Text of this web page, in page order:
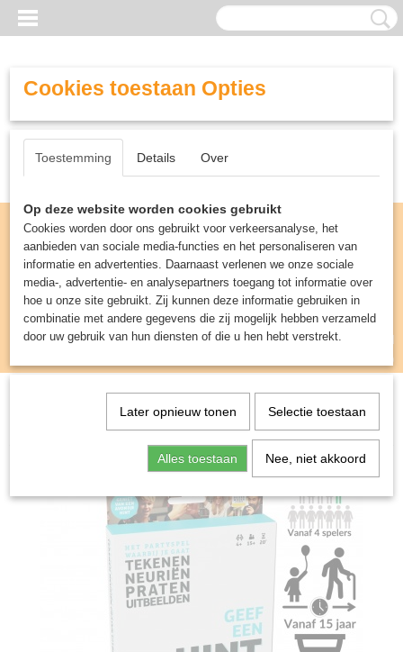
Inloggen Registreren
UW WINKELWAGEN
(0)
Spellen & Puzzels> Partyspellen>Hint Pocket -
Cookies toestaan Opties
Toestemming Details Over
Op deze website worden cookies gebruikt
Cookies worden door ons gebruikt voor verkeersanalyse, het
aanbieden van sociale media-functies en het personaliseren van
informatie en advertenties. Daarnaast verlenen we onze sociale
media-, advertentie- en analysepartners toegang tot informatie over
hoe u onze site gebruikt. Zij kunnen deze informatie gebruiken in
combinatie met andere gegevens die zij mogelijk hebben verzameld
door uw gebruik van hun diensten of die u hen hebt verstrekt.
Later opnieuw tonen Selectie toestaan
Alles toestaan Nee, niet akkoord